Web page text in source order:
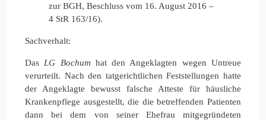
zur BGH, Beschluss vom 16. August 2016 –
4 StR 163/16).
Sachverhalt:
Das LG Bochum hat den Angeklagten wegen Untreue
verurteilt. Nach den tatgerichtlichen Feststellungen hatte
der Angeklagte bewusst falsche Atteste für häusliche
Krankenpflege ausgestellt, die die betreffenden Patienten
dann bei dem von seiner Ehefrau mitgegründeten